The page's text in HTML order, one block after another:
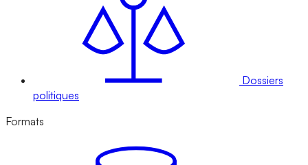
Dossiers
politiques
Formats